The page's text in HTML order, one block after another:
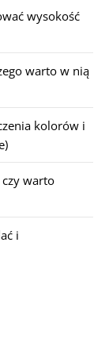
wysokość
warto w nią
kolorów i
warto
i